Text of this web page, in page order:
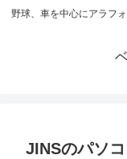
野球、車を中心にアラフ
JINSのパソ